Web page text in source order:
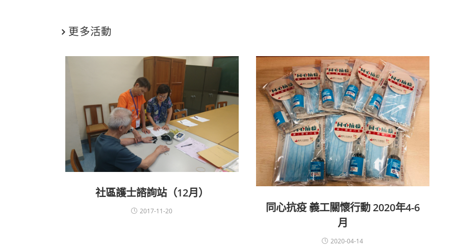
更多活動
社區護士諮詢站（12月）
2017-11-20
同心抗疫 義工關懷行動 2020年4-6
月
2020-04-14